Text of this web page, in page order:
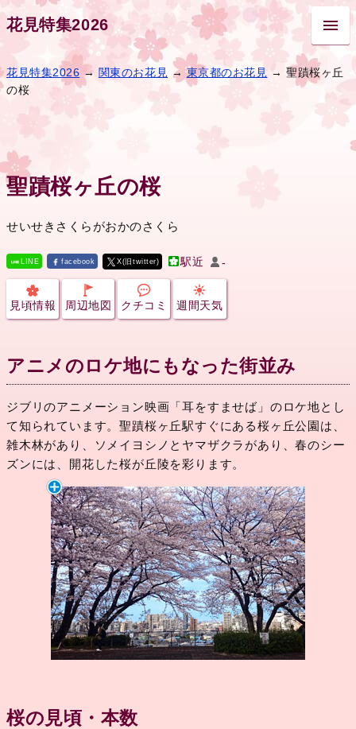
花見特集2026
花見特集2026 → 関東のお花見 →東京都のお花見 → 聖蹟桜ヶ丘
の桜
聖蹟桜ヶ丘の桜
せいせきさくらがおかのさくら
LINE facebook X(旧twitter) 駅近 -
見頃情報 周辺地図 クチコミ 週間天気
アニメのロケ地にもなった街並み
ジブリのアニメーション映画「耳をすませば」のロケ地とし
て知られています。聖蹟桜ヶ丘駅すぐにある桜ヶ丘公園は、
雑木林があり、ソメイヨシノとヤマザクラがあり、春のシー
ズンには、開花した桜が丘陵を彩ります。
桜の見頃・本数